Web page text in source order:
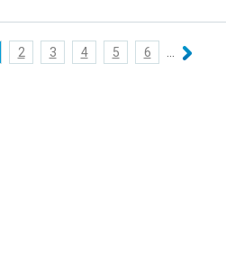
2 3 4 5 6